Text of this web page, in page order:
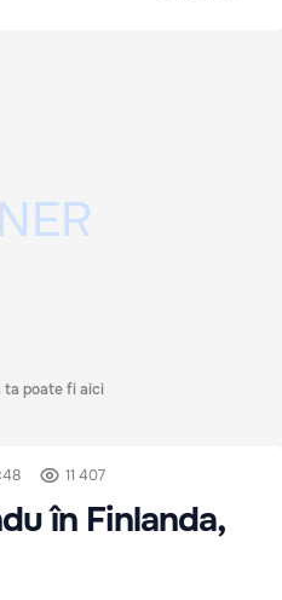
ta poate fi aici
11 407
în Finlanda,